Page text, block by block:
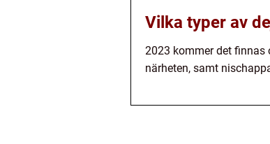
Vilka typer av
2023 kommer det finnas
närheten, samt